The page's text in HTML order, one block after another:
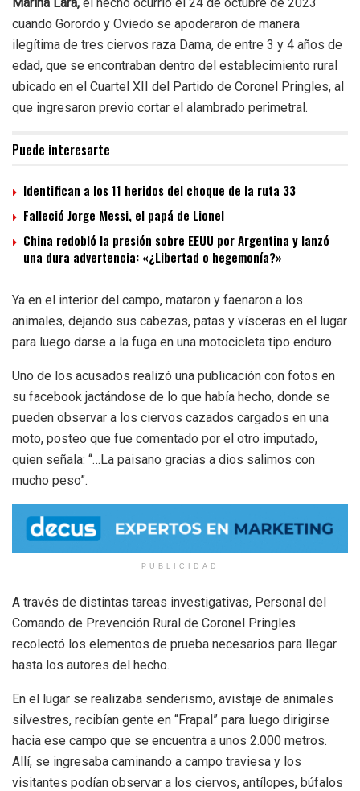
cuando Gorordo y Oviedo se apoderaron de manera
ilegítima de tres ciervos raza Dama, de entre 3 y 4 años de
edad, que se encontraban dentro del establecimiento rural
ubicado en el Cuartel XII del Partido de Coronel Pringles, al
que ingresaron previo cortar el alambrado perimetral.
Puede interesarte
Identifican a los 11 heridos del choque de la ruta 33
Falleció Jorge Messi, el papá de Lionel
China redobló la presión sobre EEUU por Argentina y lanzó
una dura advertencia: «¿Libertad o hegemonía?»
Ya en el interior del campo, mataron y faenaron a los
animales, dejando sus cabezas, patas y vísceras en el lugar
para luego darse a la fuga en una motocicleta tipo enduro.
Uno de los acusados realizó una publicación con fotos en
su facebook jactándose de lo que había hecho, donde se
pueden observar a los ciervos cazados cargados en una
moto, posteo que fue comentado por el otro imputado,
quien señala: “…La paisano gracias a dios salimos con
mucho peso”.
PUBLICIDAD
A través de distintas tareas investigativas, Personal del
Comando de Prevención Rural de Coronel Pringles
recolectó los elementos de prueba necesarios para llegar
hasta los autores del hecho.
En el lugar se realizaba senderismo, avistaje de animales
silvestres, recibían gente en “Frapal” para luego dirigirse
hacia ese campo que se encuentra a unos 2.000 metros.
Allí, se ingresaba caminando a campo traviesa y los
visitantes podían observar a los ciervos, antílopes, búfalos